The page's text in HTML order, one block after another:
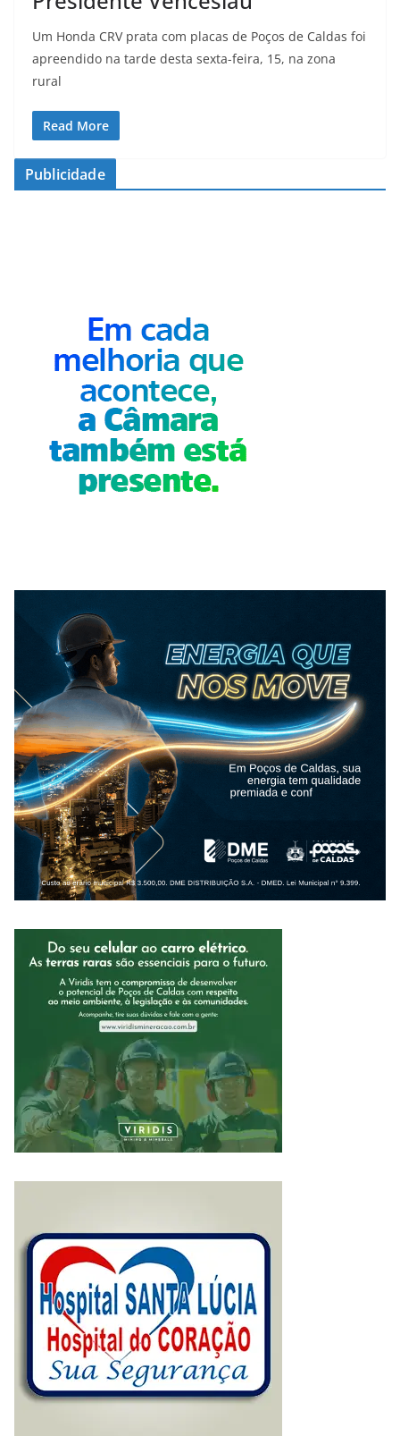
Um Honda CRV prata com placas de Poços de Caldas foi
apreendido na tarde desta sexta-feira, 15, na zona
rural
Read More
Publicidade